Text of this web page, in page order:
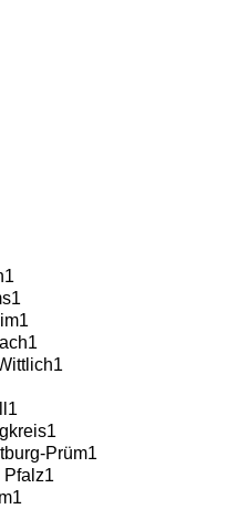
1
1
1
1
1
1
1
Prüm1
Pfalz1
1